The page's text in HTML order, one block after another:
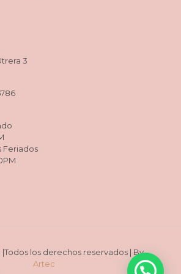
3
Feriados
los derechos reservados | By
Artec